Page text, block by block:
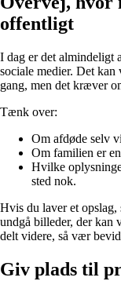
offentligt
I dag er det almindeligt
sociale medier. Det kan
gang, men det kræver
Tænk over:
Om afdøde selv
Om familien er
Hvilke
sted nok.
Hvis du laver et
undgå billeder, der kan
delt videre, så vær
Giv plads til